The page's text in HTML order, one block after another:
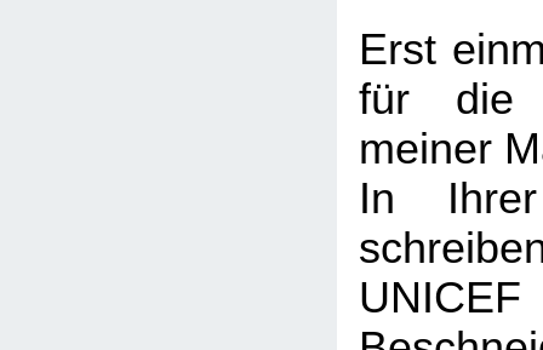
Erst
für die
meiner
In Ihrer